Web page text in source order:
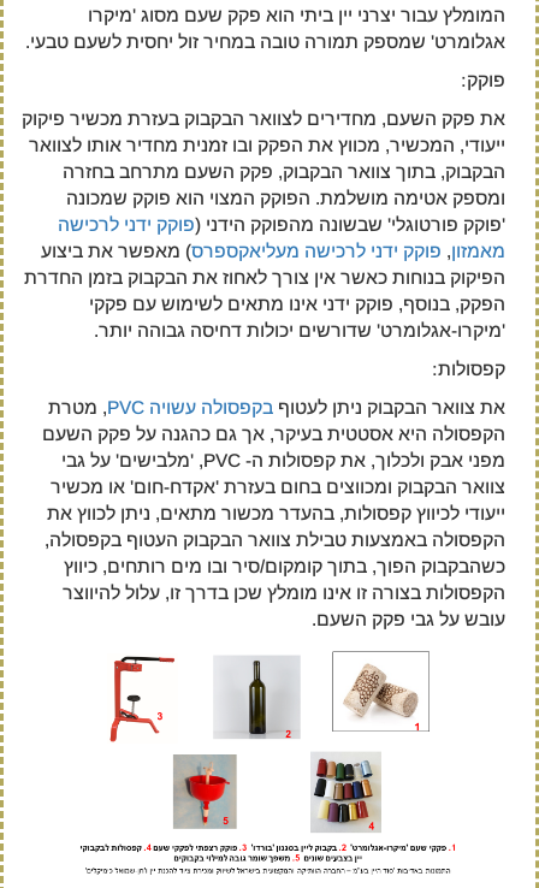
המומלץ עבור יצרני יין ביתי הוא פקק שעם מסוג 'מיקרו
אגלומרט' שמספק תמורה טובה במחיר זול יחסית לשעם טבעי.
פוקק:
את פקק השעם, מחדירים לצוואר הבקבוק בעזרת מכשיר פיקוק
ייעודי, המכשיר, מכווץ את הפקק ובו זמנית מחדיר אותו לצוואר
הבקבוק, בתוך צוואר הבקבוק, פקק השעם מתרחב בחזרה
ומספק אטימה מושלמת. הפוקק המצוי הוא פוקק שמכונה
'פוקק פורטוגלי' שבשונה מהפוקק הידני (פוקק ידני לרכישה
מאמזון, פוקק ידני לרכישה מעליאקספרס) מאפשר את ביצוע
הפיקוק בנוחות כאשר אין צורך לאחוז את הבקבוק בזמן החדרת
הפקק, בנוסף, פוקק ידני אינו מתאים לשימוש עם פקקי
'מיקרו-אגלומרט' שדורשים יכולות דחיסה גבוהה יותר.
קפסולות:
את צוואר הבקבוק ניתן לעטוף בקפסולה עשויה PVC
, מטרת
הקפסולה היא אסטטית בעיקר, אך גם כהגנה על פקק השעם
מפני אבק ולכלוך, את קפסולות ה- PVC, 'מלבישים' על גבי
צוואר הבקבוק ומכווצים בחום בעזרת 'אקדח-חום' או מכשיר
ייעודי לכיווץ קפסולות, בהעדר מכשור מתאים, ניתן לכווץ את
הקפסולה באמצעות טבילת צוואר הבקבוק העטוף בקפסולה,
כשהבקבוק הפוך, בתוך קומקום/סיר ובו מים רותחים, כיווץ
הקפסולות בצורה זו אינו מומלץ שכן בדרך זו, עלול להיווצר
עובש על גבי פקק השעם.